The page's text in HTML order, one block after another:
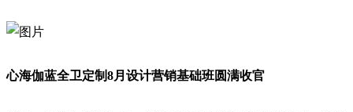
心海伽蓝全卫定制8月设计营销基础班圆满收官